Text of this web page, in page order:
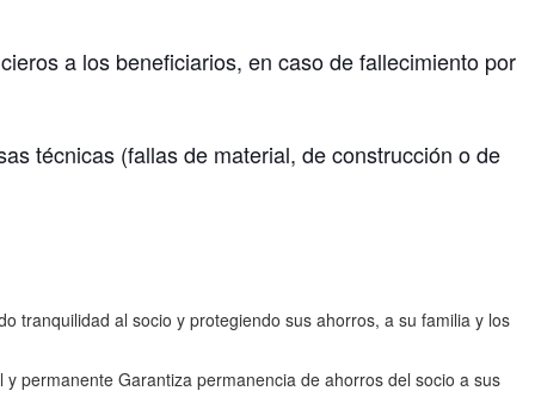
a los beneficiarios, en caso de fallecimiento por
técnicas (fallas de material, de construcción o de
tranquilidad al socio y protegiendo sus ahorros, a su familia y los
permanente Garantiza permanencia de ahorros del socio a sus